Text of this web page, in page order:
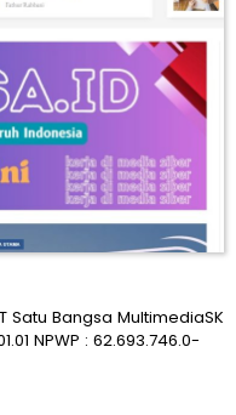
Satu Bangsa MultimediaSK
NPWP : 62.693.746.0-